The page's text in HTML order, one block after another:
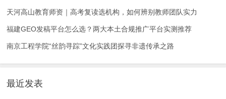
天河高山教育师资｜高考复读选机构，如何辨别教师团队实力
福建GEO发稿平台怎么选？两大本土合规推广平台实测推荐
南京工程学院“丝韵寻踪”文化实践团探寻非遗传承之路
最近发表